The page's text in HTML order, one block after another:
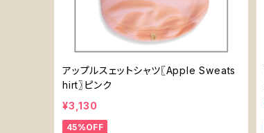
アップルスェットシャツ〖Apple Sweats
hirt〗ピンク
¥3,130
45%OFF